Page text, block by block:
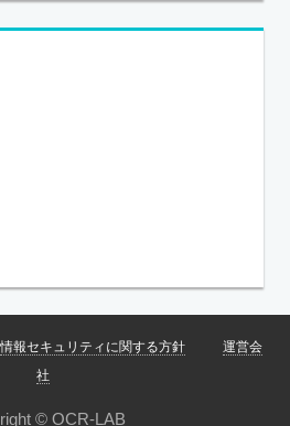
情報セキュリティに関する方針
運営会
社
© OCR-LAB